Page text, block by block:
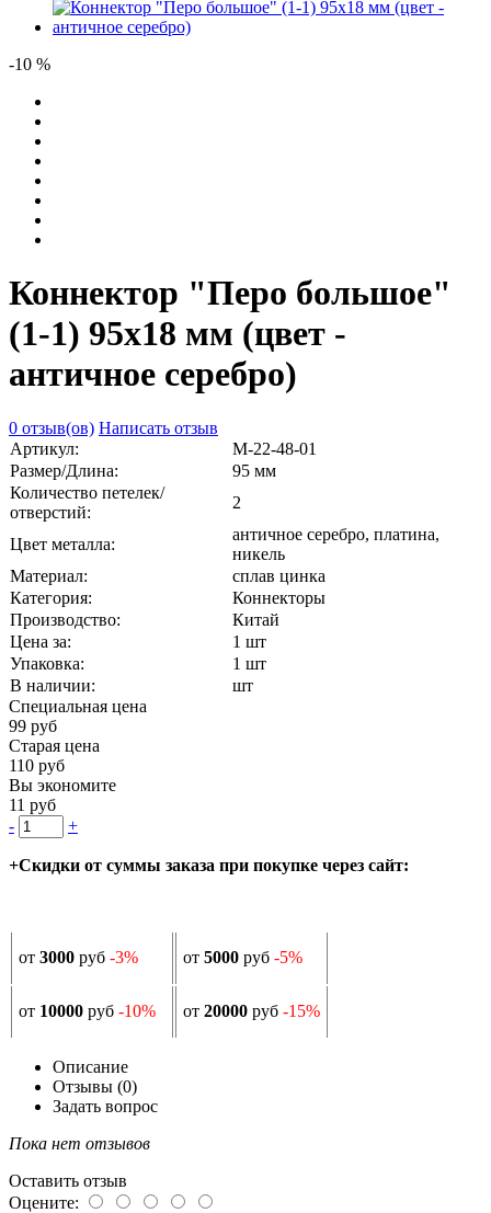
-10 %
Коннектор "Перо большое"
(1-1) 95х18 мм (цвет -
античное серебро)
0 отзыв(ов) Написать отзыв
Артикул:
М-22-48-01
Размер/Длина:
95 мм
Количество петелек/
отверстий:
2
Цвет металла:
античное серебро, платина,
никель
Материал:
сплав цинка
Категория:
Коннекторы
Производство:
Китай
Цена за:
1 шт
Упаковка:
1 шт
В наличии:
шт
Специальная цена
99 руб
Старая цена
110 руб
Вы экономите
11 руб
-
+
+Скидки от суммы заказа при покупке через сайт:
от 3000 руб -3% от 5000 руб -5%
от 10000 руб -10% от 20000 руб -15%
Описание
Отзывы (0)
Задать вопрос
Пока нет отзывов
Оставить отзыв
Оцените: